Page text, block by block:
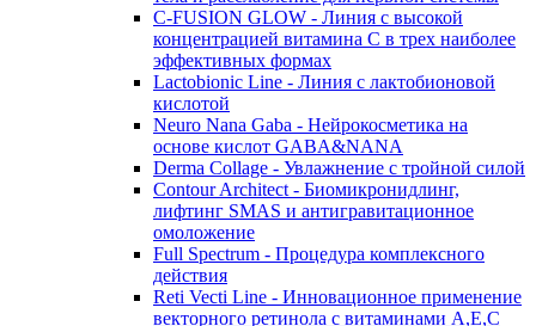
C-FUSION GLOW - Линия с высокой
концентрацией витамина C в трех наиболее
эффективных формах
Lactobionic Line - Линия с лактобионовой
кислотой
Neuro Nana Gaba - Нейрокосметика на
основе кислот GABA&NANA
Derma Collage - Увлажнение с тройной силой
Contour Architect - Биомикронидлинг,
лифтинг SMAS и антигравитационное
омоложение
Full Spectrum - Процедура комплексного
действия
Reti Vecti Line - Инновационное применение
векторного ретинола с витаминами A,Е,С